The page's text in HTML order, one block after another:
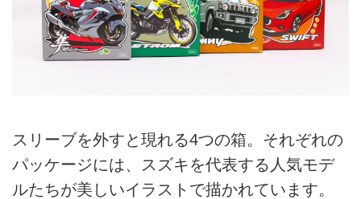
スリーブを外すと現れる4つの箱。それぞれの
パッケージには、スズキを代表する人気モデ
ルたちが美しいイラストで描かれています。